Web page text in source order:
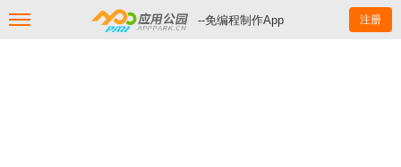
--免编程制作App 注册